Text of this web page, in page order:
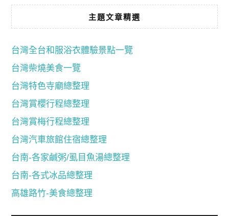
主題文章精選
台灣全台和服浴衣體驗景點一覽
台灣柴燒美食一覽
台灣特色寺廟總整理
台灣賞櫻行程總整理
台灣賞梅行程總整理
台灣汽車旅館住宿總整理
台南-各家鹹粥/虱目魚湯總整理
台南-各式冰品總整理
高雄路竹-美食總整理